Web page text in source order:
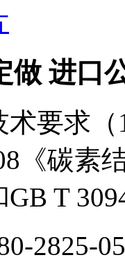
做 进口
术要求
《碳素
T
2825-